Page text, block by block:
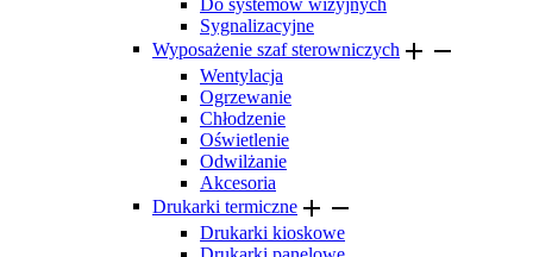
Sygnalizacyjne
Wyposażenie szaf sterowniczych  
Wentylacja
Ogrzewanie
Chłodzenie
Oświetlenie
Odwilżanie
Akcesoria
Drukarki termiczne  
Drukarki kioskowe